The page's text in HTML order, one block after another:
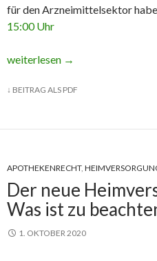
für den Arzneimittelsektor
15:00 Uhr
Der Vertrag zwischen der EU
weiterlesen →
↓ BEITRAG ALS PDF
APOTHEKENRECHT,
Der neue
Was ist zu
1. OKTOBER 2020